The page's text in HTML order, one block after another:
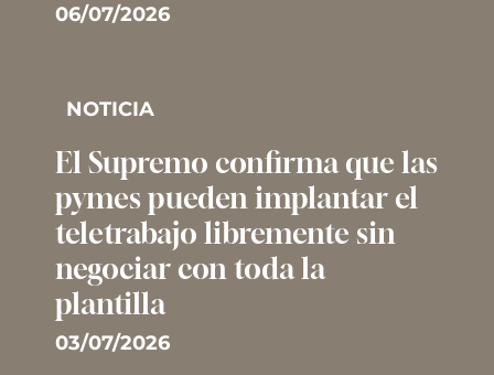
06/07/2026
NOTICIA
El Supremo confirma que las
pymes pueden implantar el
teletrabajo libremente sin
negociar con toda la
plantilla
03/07/2026